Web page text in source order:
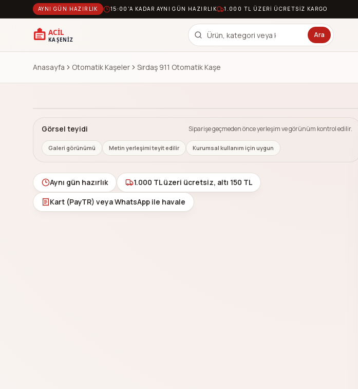
AYNI GÜN HAZIRLIK 15:00'A KADAR AYNI GÜN HAZIRLIK 1.000 TL ÜZERI ÜCRETSIZ KARGO
Ara
Anasayfa Otomatik Kaşeler Sırdaş 911 Otomatik Kaşe
Görsel /1
ÜRÜN GÖRÜNÜMÜ
Görsel teyidi Siparişe geçmeden önce yerleşim ve görünüm kontrol edilir.
Galeri görünümü Metin yerleşimi teyit edilir Kurumsal kullanım için uygun
Aynı gün hazırlık
1.000 TL üzeri ücretsiz, altı 150 TL
Kart (PayTR) veya WhatsApp ile havale